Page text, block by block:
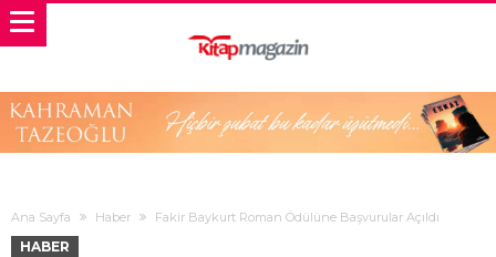
Ana Sayfa Haber Fakir Baykurt Roman Ödülüne Başvurular Açıldı
HABER